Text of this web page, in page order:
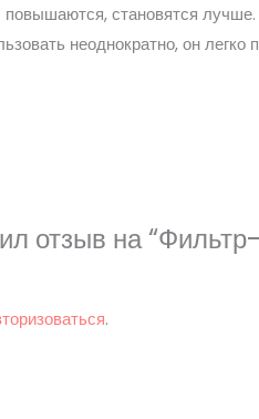
становятся
неоднократно, он легко
отзыв на
.